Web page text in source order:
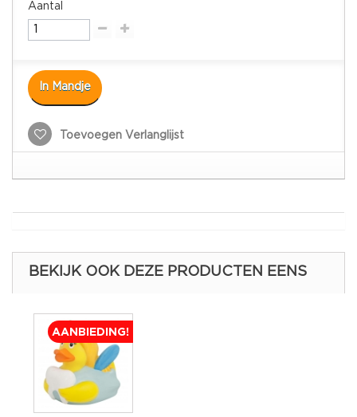
Aantal
In Mandje
Toevoegen Verlanglijst
BEKIJK OOK DEZE PRODUCTEN EENS
AANBIEDING!